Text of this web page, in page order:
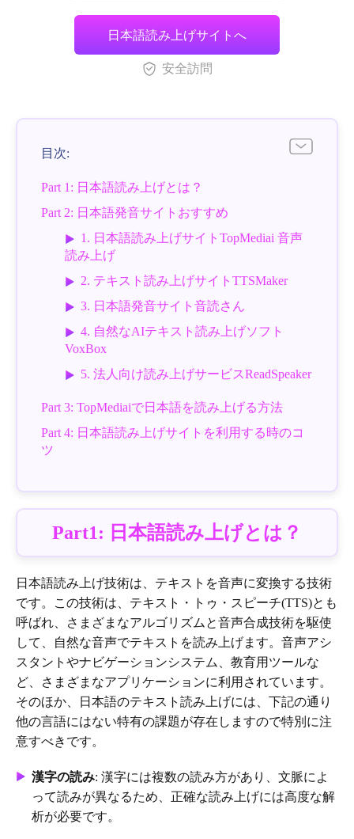
日本語読み上げサイトへ
安全訪問
目次:
Part 1: 日本語読み上げとは？
Part 2: 日本語発音サイトおすすめ
1. 日本語読み上げサイトTopMediai 音声
読み上げ
2. テキスト読み上げサイトTTSMaker
3. 日本語発音サイト音読さん
4. 自然なAIテキスト読み上げソフト
VoxBox
5. 法人向け読み上げサービスReadSpeaker
Part 3: TopMediaiで日本語を読み上げる方法
Part 4: 日本語読み上げサイトを利用する時のコ
ツ
Part1: 日本語読み上げとは？
日本語読み上げ技術は、テキストを音声に変換する技術
です。この技術は、テキスト・トゥ・スピーチ(TTS)とも
呼ばれ、さまざまなアルゴリズムと音声合成技術を駆使
して、自然な音声でテキストを読み上げます。音声アシ
スタントやナビゲーションシステム、教育用ツールな
ど、さまざまなアプリケーションに利用されています。
そのほか、日本語のテキスト読み上げには、下記の通り
他の言語にはない特有の課題が存在しますので特別に注
意すべきです。
漢字の読み: 漢字には複数の読み方があり、文脈によ
って読みが異なるため、正確な読み上げには高度な解
析が必要です。